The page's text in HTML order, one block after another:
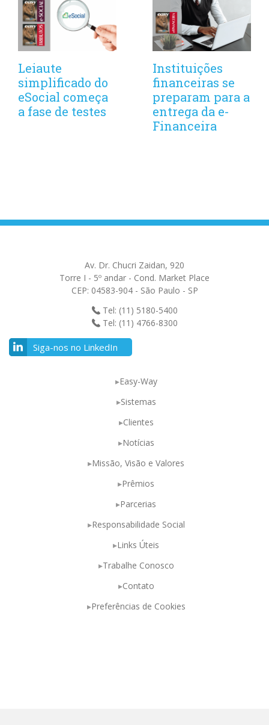
Leiaute
simplificado do
eSocial começa
a fase de testes
Instituições
financeiras se
preparam para a
entrega da e-
Financeira
Av. Dr. Chucri Zaidan, 920
Torre I - 5º andar - Cond. Market Place
CEP: 04583-904 - São Paulo - SP
Tel: (11) 5180-5400
Tel: (11) 4766-8300
Siga-nos no LinkedIn
Easy-Way
Sistemas
Clientes
Notícias
Missão, Visão e Valores
Prêmios
Parcerias
Responsabilidade Social
Links Úteis
Trabalhe Conosco
Contato
Preferências de Cookies